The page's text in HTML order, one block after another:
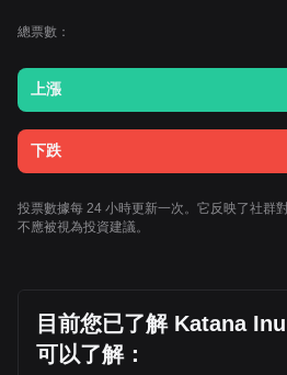
總票數：
上漲
下跌
投票數據每 24 小時更新一次。它反映了社群
不應被視為投資建議。
目前您已了解 Katana
可以了解：